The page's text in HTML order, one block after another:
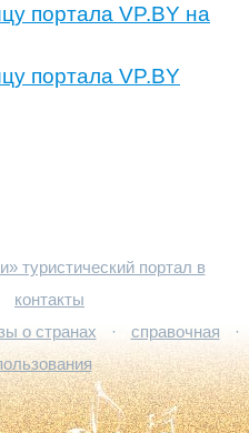
портала VP.BY на
портала VP.BY
туристический портал в
контакты
о странах · справочная
·